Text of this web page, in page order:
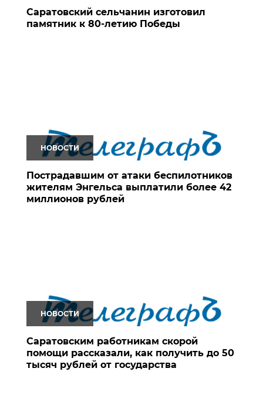
Саратовский сельчанин изготовил
памятник к 80-летию Победы
НОВОСТИ
Пострадавшим от атаки беспилотников
жителям Энгельса выплатили более 42
миллионов рублей
НОВОСТИ
Саратовским работникам скорой
помощи рассказали, как получить до 50
тысяч рублей от государства